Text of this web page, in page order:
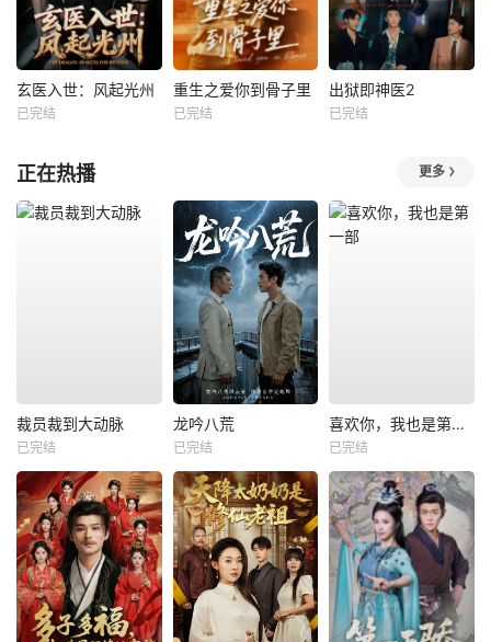
玄医入世：风起光州
已完结
重生之爱你到骨子里
已完结
出狱即神医2
已完结
正在热播 更多
裁员裁到大动脉
已完结
龙吟八荒
已完结
喜欢你，我也是第一部
已完结